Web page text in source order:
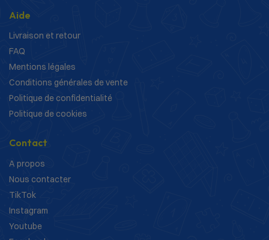
Aide
Livraison et retour
FAQ
Mentions légales
Conditions générales de vente
Politique de confidentialité
Politique de cookies
Contact
A propos
Nous contacter
TikTok
Instagram
Youtube